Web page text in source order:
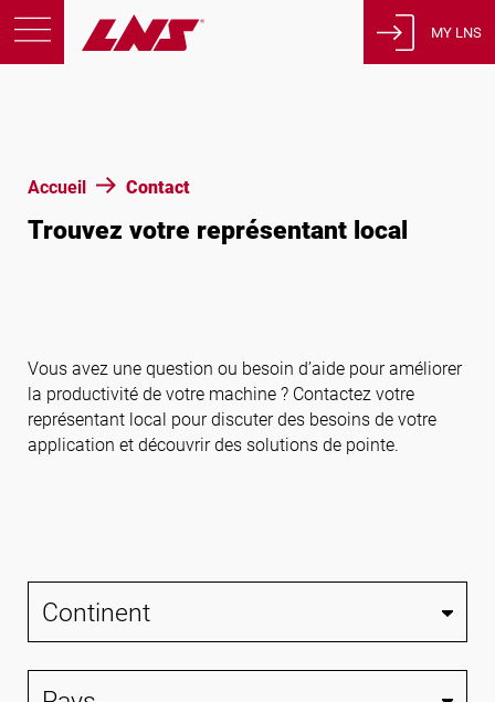
Accueil Contact
Trouvez votre représentant local
Vous avez une question ou besoin d’aide pour améliorer
la productivité de votre machine ? Contactez votre
représentant local pour discuter des besoins de votre
application et découvrir des solutions de pointe.
Carrières
États-Unis d’Amérique
MY LNS